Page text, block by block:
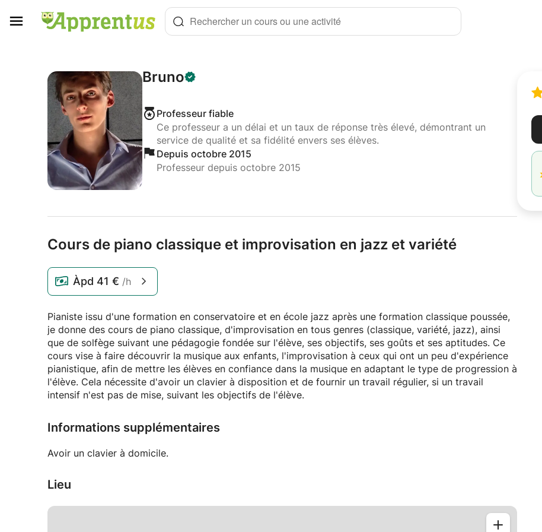
Rechercher un cours ou une activité
Bruno
Professeur fiable
Ce professeur a un délai et un taux de réponse très élevé, démontrant un
service de qualité et sa fidélité envers ses élèves.
Depuis octobre 2015
Professeur depuis octobre 2015
Cours de piano classique et improvisation en jazz et variété
Àpd 41 € /h
Pianiste issu d'une formation en conservatoire et en école jazz après une formation classique poussée,
je donne des cours de piano classique, d'improvisation en tous genres (classique, variété, jazz), ainsi
que de solfège suivant une pédagogie fondée sur l'élève, ses objectifs, ses goûts et ses aptitudes. Ce
cours vise à faire découvrir la musique aux enfants, l'improvisation à ceux qui ont un peu d'expérience
pianistique, afin de mettre les élèves en confiance dans la musique en adaptant le type de progression à
l'élève. Cela nécessite d'avoir un clavier à disposition et de fournir un travail régulier, si un travail
intensif n'est pas de mise, suivant les objectifs de l'élève.
Informations supplémentaires
Avoir un clavier à domicile.
Lieu